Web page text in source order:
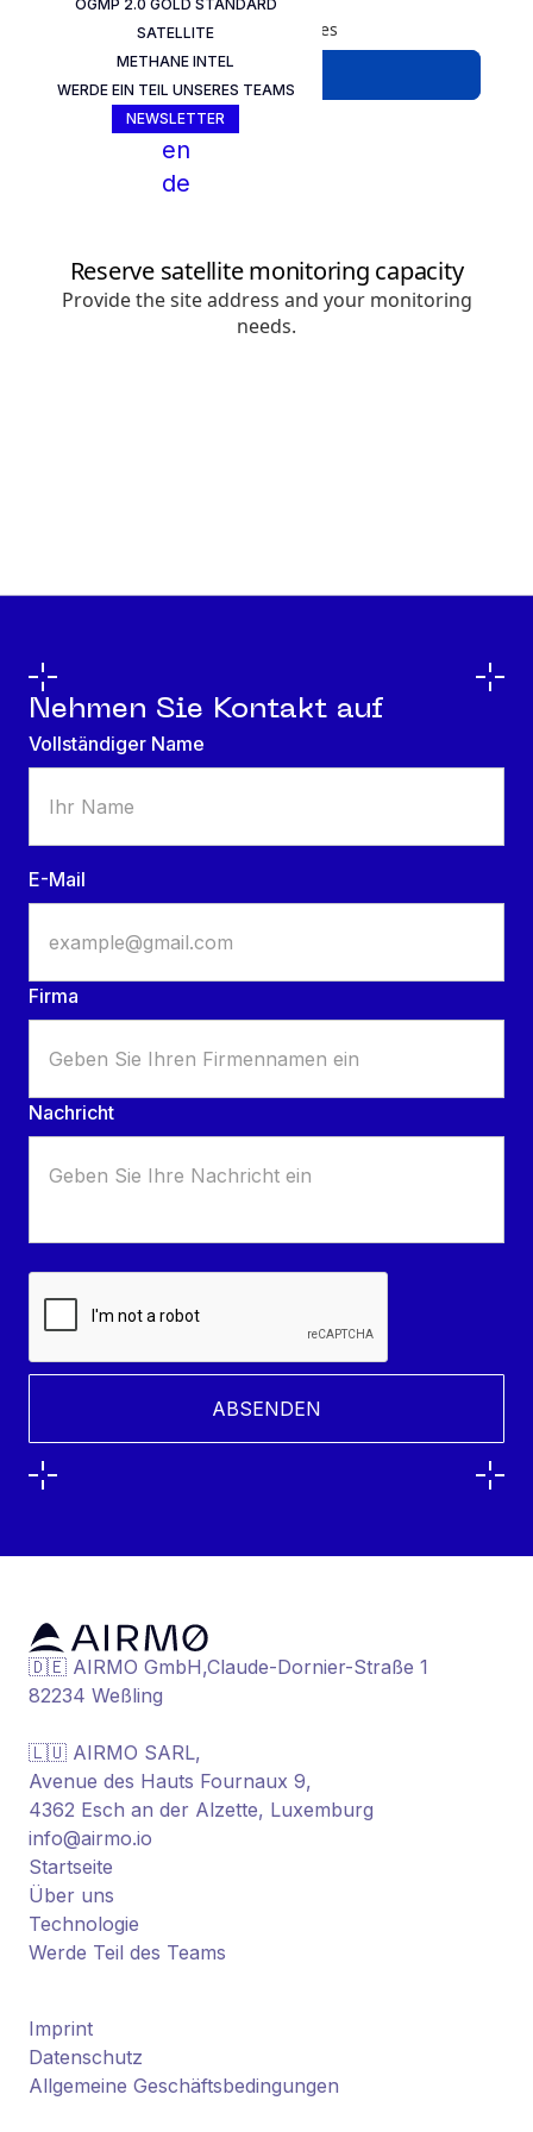
OGMP 2.0 GOLD STANDARD
SATELLITE
METHANE INTEL
WERDE EIN TEIL UNSERES TEAMS
NEWSLETTER
en
de
🇩🇪 AIRMO GmbH,Claude-Dornier-Straße 1
82234 Weßling
🇱🇺 AIRMO SARL,
Avenue des Hauts Fournaux 9,
4362 Esch an der Alzette, Luxemburg
info@airmo.io
Startseite
Über uns
Technologie
Werde Teil des Teams
Imprint
Datenschutz
Allgemeine Geschäftsbedingungen
Nehmen Sie Kontakt auf
Vollständiger Name
E-Mail
Firma
Nachricht